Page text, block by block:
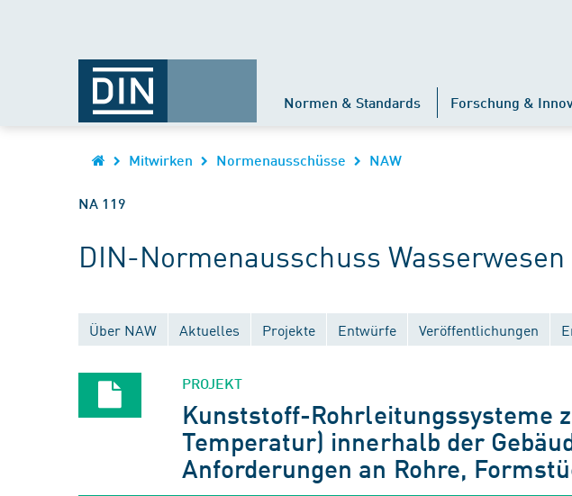
Normen & Standards Forschung &
Mitwirken Normenausschüsse NAW
NA 119
DIN-Normenausschuss Wasserwesen
Über NAW Aktuelles Projekte Entwürfe Veröffentlichungen
PROJEKT
Kunststoff-Rohrleitungssysteme
Temperatur) innerhalb der
Anforderungen an Rohre,